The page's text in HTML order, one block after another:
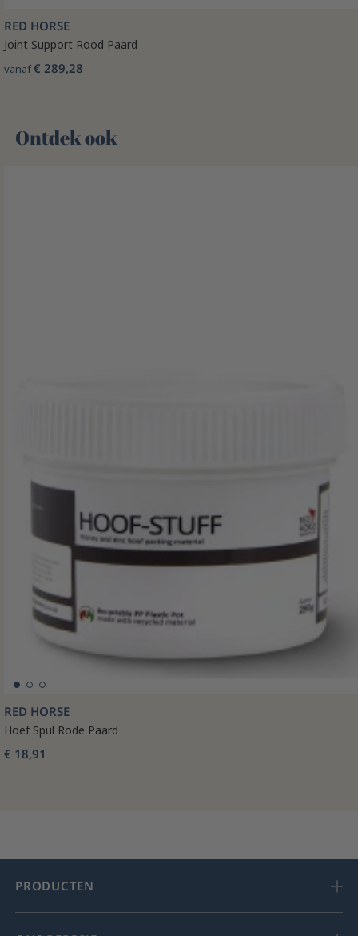
RED HORSE
Joint Support Rood Paard
vanaf€ 289,28
Ontdek ook 🌻
RED HORSE
Hoef Spul Rode Paard
€ 18,91
PRODUCTEN